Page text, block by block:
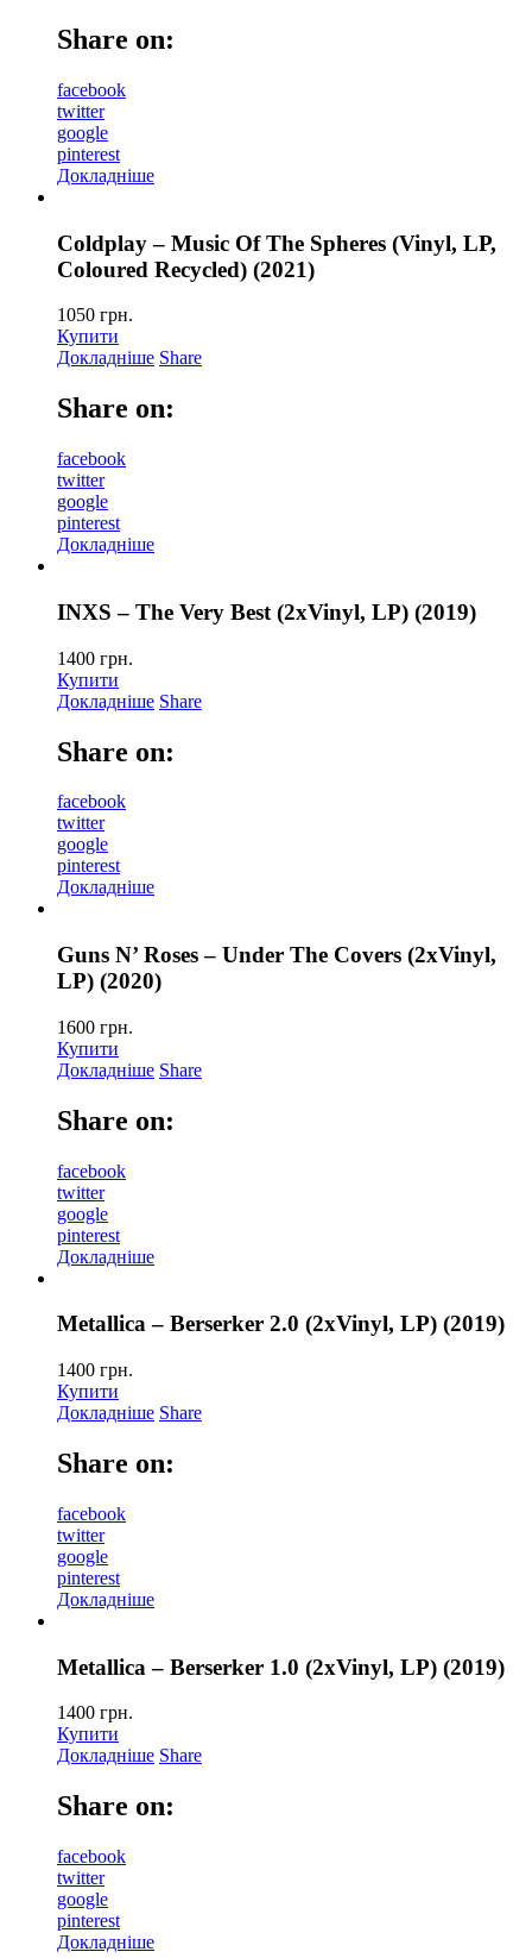
Share on:
facebook
twitter
google
pinterest
Докладніше
Coldplay – Music Of The Spheres (Vinyl, LP,
Coloured Recycled) (2021)
1050 грн.
Купити
Докладніше Share
Share on:
facebook
twitter
google
pinterest
Докладніше
INXS – The Very Best (2xVinyl, LP) (2019)
1400 грн.
Купити
Докладніше Share
Share on:
facebook
twitter
google
pinterest
Докладніше
Guns N’ Roses – Under The Covers (2xVinyl,
LP) (2020)
1600 грн.
Купити
Докладніше Share
Share on:
facebook
twitter
google
pinterest
Докладніше
Metallica – Berserker 2.0 (2xVinyl, LP) (2019)
1400 грн.
Купити
Докладніше Share
Share on:
facebook
twitter
google
pinterest
Докладніше
Metallica – Berserker 1.0 (2xVinyl, LP) (2019)
1400 грн.
Купити
Докладніше Share
Share on:
facebook
twitter
google
pinterest
Докладніше